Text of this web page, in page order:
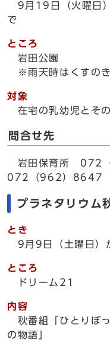
9月19日（火曜日
で
ところ
岩田公園
※雨天時はくすのき
対象
在宅の乳幼児とそ
問合せ先
岩田保育所 072
072（962）8647
プラネタリウム
とき
9月9日（土曜日）
ところ
ドリーム21
内容
秋番組「ひとりぼ
の物語」